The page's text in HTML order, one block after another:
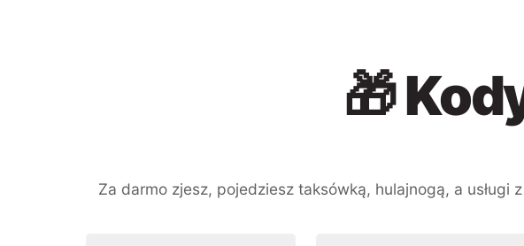
🎁
Za darmo zjesz, pojedziesz taksówką, hulajnogą, a usługi